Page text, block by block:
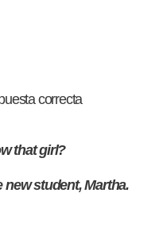
correcta
that girl?
new student, Martha.